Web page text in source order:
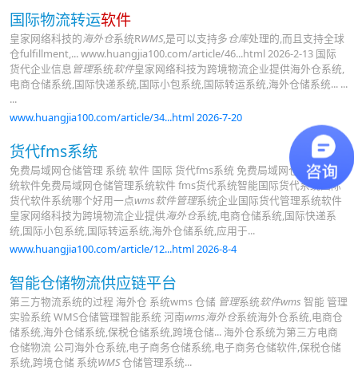
国际物流转运软件
皇家网络科技的海外仓系统RWMS,是可以支持多仓库处理的,而且支持全球
仓fulfillment,... www.huangjia100.com/article/46...html 2026-2-13 国际
货代企业信息管理系统软件皇家网络科技为跨境物流企业提供海外仓系统,
电商仓储系统,国际快递系统,国际小包系统,国际转运系统,海外仓储系统... ...
...
www.huangjia100.com/article/34...html 2026-7-20
货代fms系统
免费局域网仓储管理 系统 软件 国际 货代fms系统 免费局域网仓储管理系
统软件免费局域网仓储管理系统软件 fms货代系统智能国际货代系统国际
货代软件系统哪个好用一点wms软件管理系统企业国际货代管理系统软件
皇家网络科技为跨境物流企业提供海外仓系统,电商仓储系统,国际快递系
统,国际小包系统,国际转运系统,海外仓储系统,应用于...
www.huangjia100.com/article/12...html 2026-8-4
智能仓储物流供应链平台
第三方物流系统的过程 海外仓 系统wms 仓储 管理系统软件wms 智能 管理
实验系统 WMS仓储管理智能系统 河南wms海外仓系统海外仓系统,电商仓
储系统,海外仓储系统,保税仓储系统,跨境仓储... 海外仓系统为第三方电商
仓储物流 公司海外仓系统,电子商务仓储系统,电子商务仓储软件,保税仓储
系统,跨境仓储 系统WMS仓储管理系统...